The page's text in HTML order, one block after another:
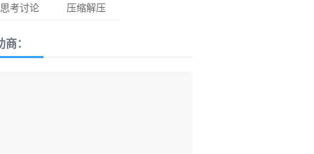
思考讨论
压缩解压
商：